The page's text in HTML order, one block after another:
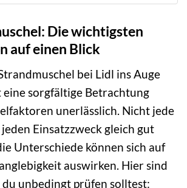
Die wichtigsten
auf einen Blick
bei Lidl ins Auge
eine sorgfältige Betrachtung
unerlässlich. Nicht jede
Einsatzzweck gleich gut
Unterschiede können sich auf
auswirken. Hier sind
unbedingt prüfen solltest: